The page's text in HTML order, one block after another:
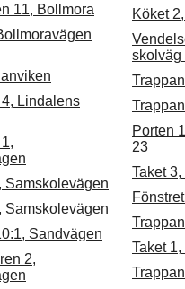
11, Bollmora
Lindalens
Samskolevägen
Samskolevägen
Sandvägen
2,
Köket
skolväg
Porten
23
Taket
Taket